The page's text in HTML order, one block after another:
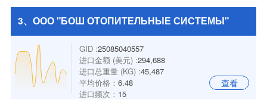
3、ООО "БОШ ОТОПИТЕЛЬНЫЕ СИСТЕМЫ"
GID :25085040557
进口金额 (美元) :294,688
进口总重量 (KG) :45,487
平均价格： 6.48
进口频次： 15
查看